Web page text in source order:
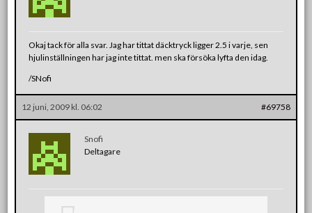
Okaj tack för alla svar. Jag har tittat däcktryck ligger 2.5 i varje, sen
hjulinställningen har jag inte tittat. men ska försöka lyfta den idag.
/SNofi
12 juni, 2009 kl. 06:02 #69758
Snofi
Deltagare